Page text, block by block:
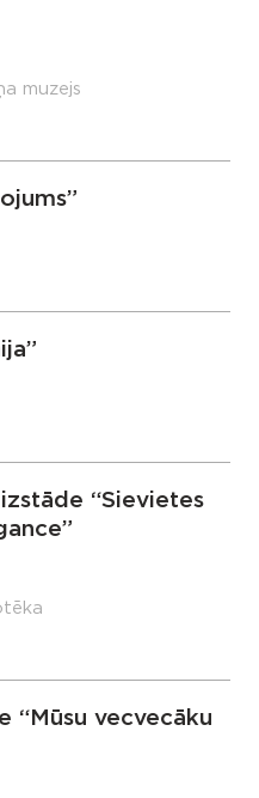
muzejs
“Sievietes
“Mūsu vecvecāku